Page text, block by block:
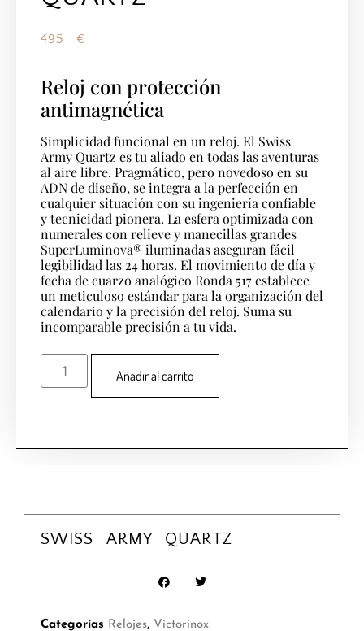
495€
Reloj con protección
antimagnética
Simplicidad funcional en un reloj. El Swiss
Army Quartz es tu aliado en todas las aventuras
al aire libre. Pragmático, pero novedoso en su
ADN de diseño, se integra a la perfección en
cualquier situación con su ingeniería confiable
y tecnicidad pionera. La esfera optimizada con
numerales con relieve y manecillas grandes
SuperLuminova® iluminadas aseguran fácil
legibilidad las 24 horas. El movimiento de día y
fecha de cuarzo analógico Ronda 517 establece
un meticuloso estándar para la organización del
calendario y la precisión del reloj. Suma su
incomparable precisión a tu vida.
Añadir al carrito
SWISS ARMY QUARTZ
Categorías Relojes, Victorinox